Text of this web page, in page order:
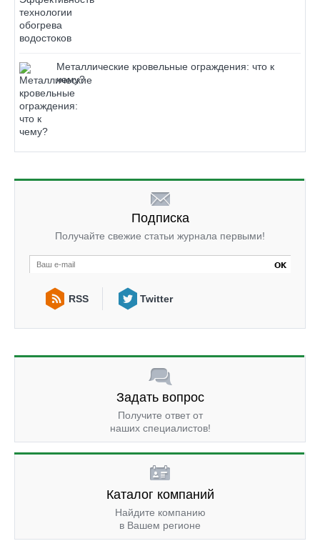
Металлические кровельные ограждения: что к
чему?
Подписка
Получайте свежие статьи журнала первыми!
RSS Twitter
Задать вопрос
Получите ответ от
наших специалистов!
Каталог компаний
Найдите компанию
в Вашем регионе